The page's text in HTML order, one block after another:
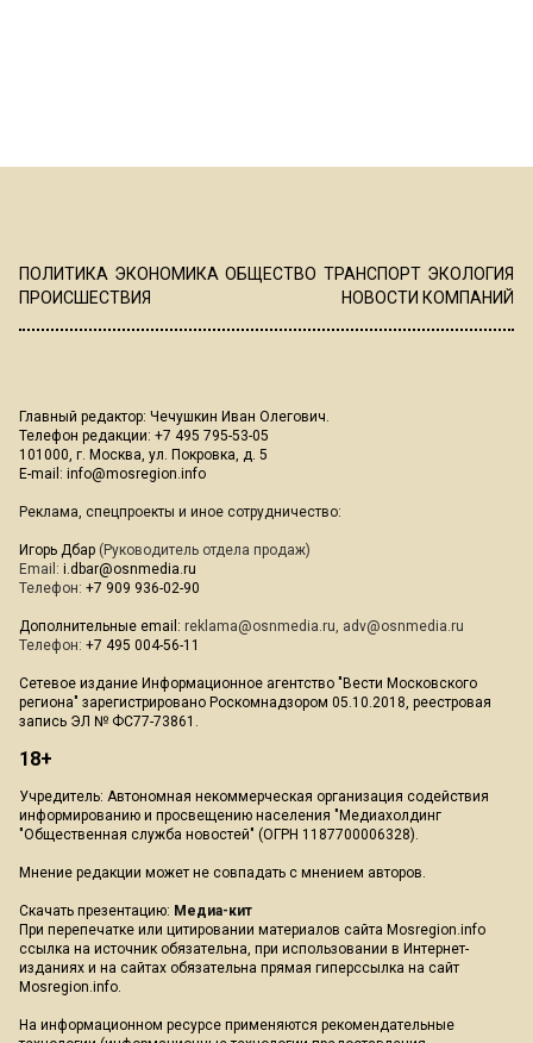
ПОЛИТИКА ЭКОНОМИКА ОБЩЕСТВО ТРАНСПОРТ ЭКОЛОГИЯ
ПРОИСШЕСТВИЯ
НОВОСТИ КОМПАНИЙ
Главный редактор: Чечушкин Иван Олегович.
Телефон редакции: +7 495 795-53-05
101000, г. Москва, ул. Покровка, д. 5
E-mail: info@mosregion.info
Реклама, спецпроекты и иное сотрудничество:
Игорь Дбар (Руководитель отдела продаж)
Email: i.dbar@osnmedia.ru
Телефон: +7 909 936-02-90
Дополнительные email: reklama@osnmedia.ru, adv@osnmedia.ru
Телефон: +7 495 004-56-11
Сетевое издание Информационное агентство "Вести Московского
региона" зарегистрировано Роскомнадзором 05.10.2018, реестровая
запись ЭЛ № ФС77-73861.
18+
Учредитель: Автономная некоммерческая организация содействия
информированию и просвещению населения "Медиахолдинг
"Общественная служба новостей" (ОГРН 1187700006328).
Мнение редакции может не совпадать с мнением авторов.
Скачать презентацию: Медиа-кит
При перепечатке или цитировании материалов сайта Mosregion.info
ссылка на источник обязательна, при использовании в Интернет-
изданиях и на сайтах обязательна прямая гиперссылка на сайт
Mosregion.info.
На информационном ресурсе применяются рекомендательные